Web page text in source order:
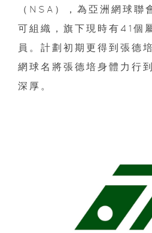
（NSA），為亞洲網球聯
可組織，旗下現時有41個
員。計劃初期更得到張德
網球名將張德培身體力行
深厚。